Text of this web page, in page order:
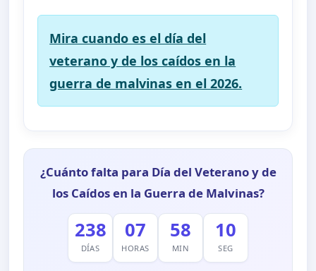
Mira cuando es el día del
veterano y de los caídos en la
guerra de malvinas en el 2026.
¿Cuánto falta para Día del Veterano y de
los Caídos en la Guerra de Malvinas?
238
DÍAS
07
HORAS
58
MIN
09
SEG